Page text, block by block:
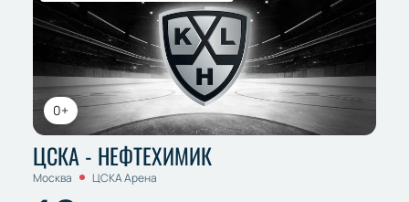
0+
ЦСКА - НЕФТЕХИМИК
Москва ЦСКА Арена